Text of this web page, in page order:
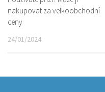
nakupovat za velkoobchodní
ceny
24/01/2024